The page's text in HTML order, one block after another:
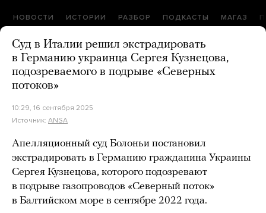
НОВОСТИ ИСТОРИИ РАЗБОР ПОДКАСТЫ МАГАЗ
Суд в Италии решил экстрадировать
в Германию украинца Сергея Кузнецова,
подозреваемого в подрыве «Северных
потоков»
10:29, 16 сентября 2025
Источник: ANSA
Апелляционный суд Болоньи постановил
экстрадировать в Германию гражданина Украины
Сергея Кузнецова, которого подозревают
в подрыве газопроводов «Северный поток»
в Балтийском море в сентябре 2022 года.